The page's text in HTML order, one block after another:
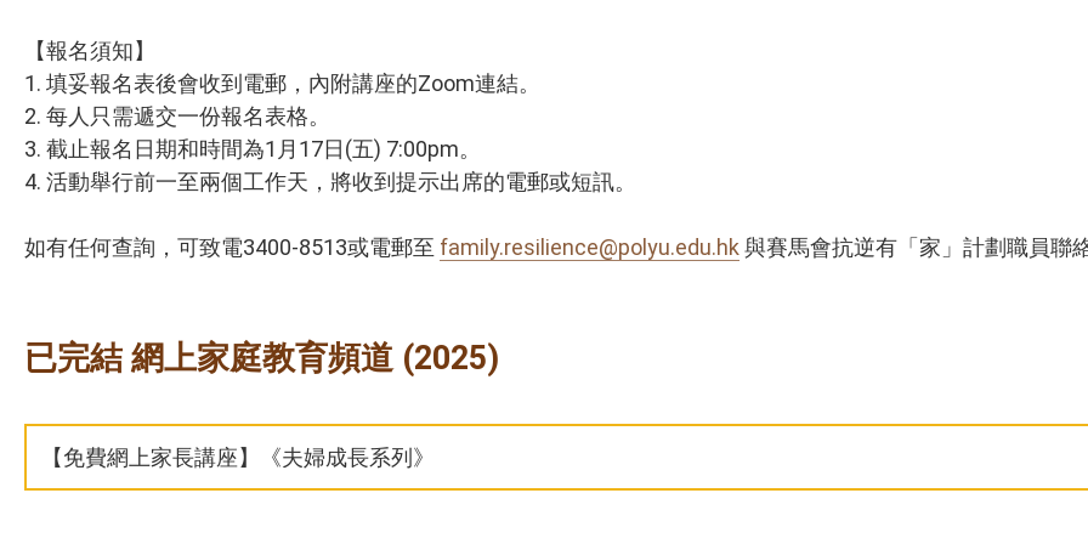
【報名須知】
1. 填妥報名表後會收到電郵，內附講座的Zoom連結。
2. 每人只需遞交一份報名表格。
3. 截止報名日期和時間為1月17日(五) 7:00pm。
4. 活動舉行前一至兩個工作天，將收到提示出席的電郵或短訊。
如有任何查詢，可致電3400-8513或電郵至 family.resilience@polyu.edu.hk與賽馬會抗逆有「家」計劃職員聯
已完結 網上家庭教育頻道 (2025)
【免費網上家長講座】《夫婦成長系列》